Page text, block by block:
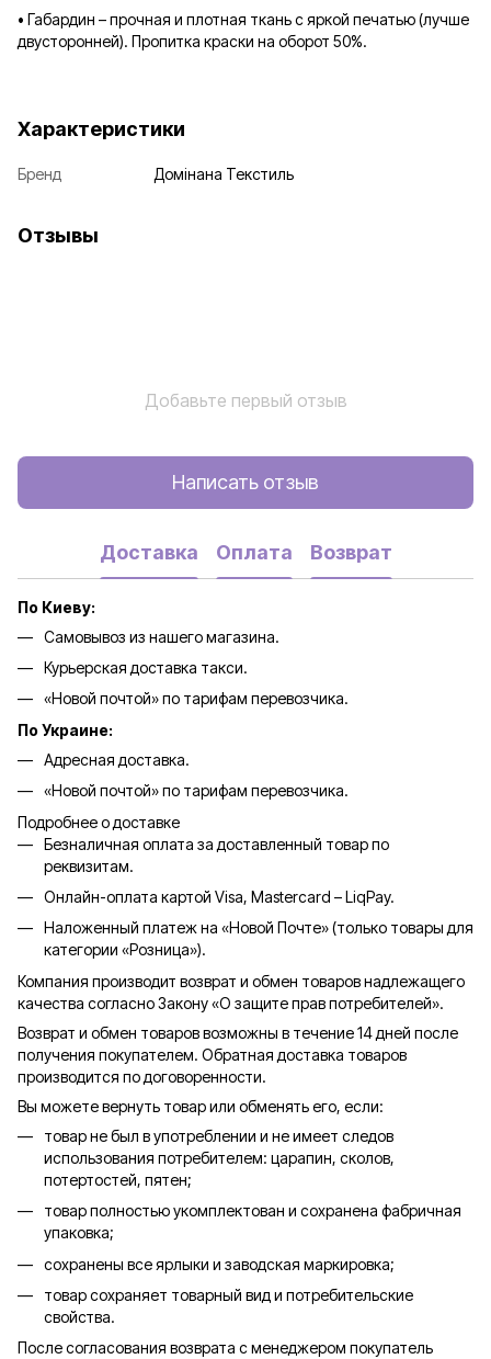
• Габардин – прочная и плотная ткань с яркой печатью (лучше
двусторонней). Пропитка краски на оборот 50%.
Характеристики
Бренд Домінана Текстиль
Отзывы
Добавьте первый отзыв
Написать отзыв
Доставка Оплата Возврат
По Киеву:
Самовывоз из нашего магазина.
Курьерская доставка такси.
«Новой почтой» по тарифам перевозчика.
По Украине:
Адресная доставка.
«Новой почтой» по тарифам перевозчика.
Подробнее о доставке
Безналичная оплата за доставленный товар по
реквизитам.
Онлайн-оплата картой Visa, Mastercard – LiqPay.
Наложенный платеж на «Новой Почте» (только товары для
категории «Розница»).
Компания производит возврат и обмен товаров надлежащего
качества согласно Закону «О защите прав потребителей».
Возврат и обмен товаров возможны в течение 14 дней после
получения покупателем. Обратная доставка товаров
производится по договоренности.
Вы можете вернуть товар или обменять его, если:
товар не был в употреблении и не имеет следов
использования потребителем: царапин, сколов,
потертостей, пятен;
товар полностью укомплектован и сохранена фабричная
упаковка;
сохранены все ярлыки и заводская маркировка;
товар сохраняет товарный вид и потребительские
свойства.
После согласования возврата с менеджером покупатель